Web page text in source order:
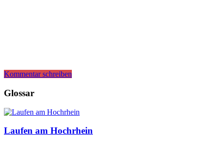
Kommentar schreiben
Glossar
Laufen am Hochrhein